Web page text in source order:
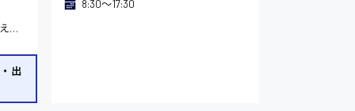
8:30〜17:30 お子さんの送り迎えで9:00から出社したい、家庭の都合で17:00に退社したいなどのご相談もOKです！
出
8:30〜17:30